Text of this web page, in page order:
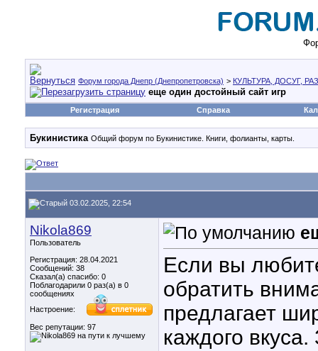
Форум города Днепр (Днепропетровска) > КУЛЬТУРА, ДОСУГ,
еще один достойный сайт игр
Регистрация Справка
Букинистика Общий форум по Букинистике. Книги, фолианты, карты.
03.02.2025, 22:54
Nikola869
Пользователь
Регистрация: 28.04.2021
Сообщений: 38
Сказал(а) спасибо: 0
Поблагодарили 0 раз(а) в 0
сообщениях
Настроение:
Вес репутации: 97
Если вы
обратить
предлагает
каждого